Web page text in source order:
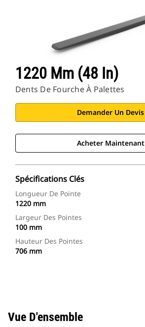
1220 Mm (48 In)
Dents De Fourche À Palettes
Demander Un Devis
Acheter Maintenant
Spécifications Clés
Longueur De Pointe
1220 mm
Largeur Des Pointes
100 mm
Hauteur Des Pointes
706 mm
Vue D'ensemble